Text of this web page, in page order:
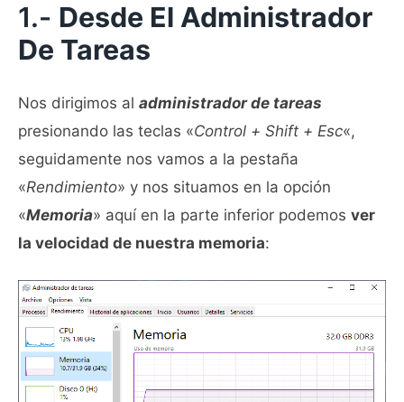
1.- Desde El Administrador
De Tareas
Nos dirigimos al administrador de tareas
presionando las teclas «Control + Shift + Esc«,
seguidamente nos vamos a la pestaña
«Rendimiento» y nos situamos en la opción
«Memoria» aquí en la parte inferior podemos ver
la velocidad de nuestra memoria: